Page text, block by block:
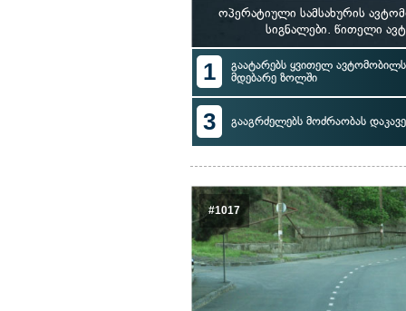
ოპერატიული სამსახურის
სიგნალები. წითელი
1
გაატარებს ყვითელ ავტომობილს
მდებარე ზოლში
3 გააგრძელებს მოძრაობას
#1017